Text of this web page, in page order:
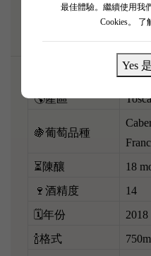
最佳體驗。繼續使用我
Cookies。
了
Yes 是
搭炭火烤厚切牛扒或者
🌎產區
🍇葡萄品種
⏳陳釀 18
🍷酒精度 14
🗓️年份 2018
🍾格式